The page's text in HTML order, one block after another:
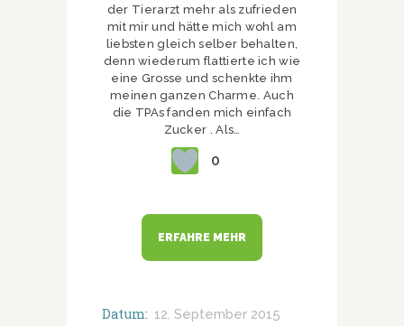
der Tierarzt mehr als zufrieden
mit mir und hätte mich wohl am
liebsten gleich selber behalten,
denn wiederum flattierte ich wie
eine Grosse und schenkte ihm
meinen ganzen Charme. Auch
die TPAs fanden mich einfach
Zucker . Als…
0
ERFAHRE MEHR
Datum: 12. September 2015